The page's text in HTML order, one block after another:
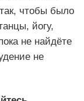
чтобы было
йогу,
не найдёте
не